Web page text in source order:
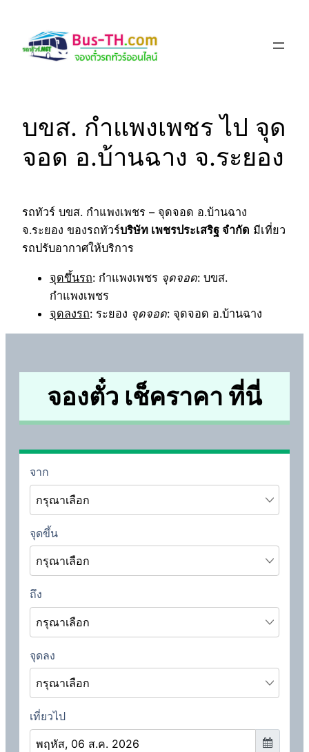
content
บขส. กำแพงเพชร ไป จุด
จอด อ.บ้านฉาง จ.ระยอง
รถทัวร์ บขส. กำแพงเพชร – จุดจอด อ.บ้านฉาง
จ.ระยอง ของรถทัวร์บริษัท เพชรประเสริฐ จำกัด มีเที่ยว
รถปรับอากาศให้บริการ
จุดขึ้นรถ: กำแพงเพชร จุดจอด: บขส.
กำแพงเพชร
จุดลงรถ: ระยอง จุดจอด: จุดจอด อ.บ้านฉาง
จองตั๋ว เช็คราคา ที่นี่